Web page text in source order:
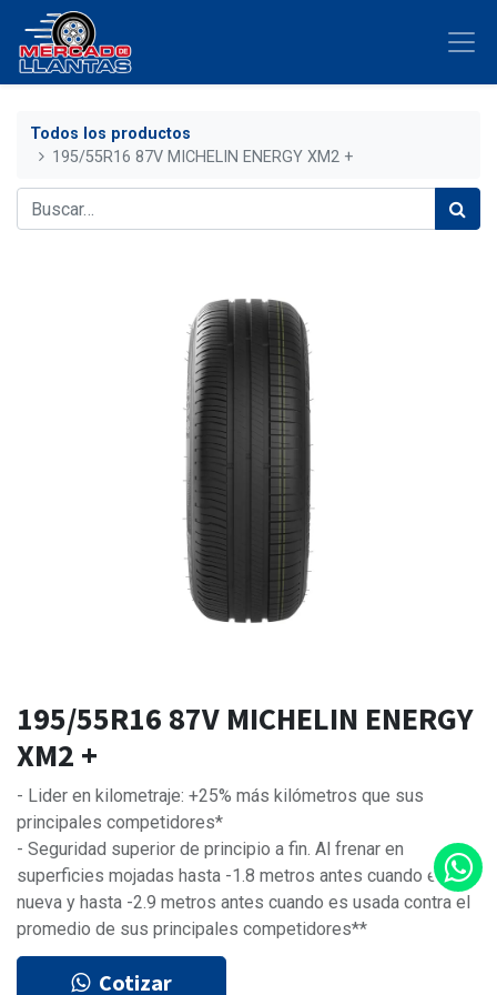
Todos los productos
195/55R16 87V MICHELIN ENERGY XM2 +
195/55R16 87V MICHELIN ENERGY
XM2 +
- Lider en kilometraje: +25% más kilómetros que sus
principales competidores*
- Seguridad superior de principio a fin. Al frenar en
superficies mojadas hasta -1.8 metros antes cuando es
nueva y hasta -2.9 metros antes cuando es usada contra el
promedio de sus principales competidores**
Cotizar